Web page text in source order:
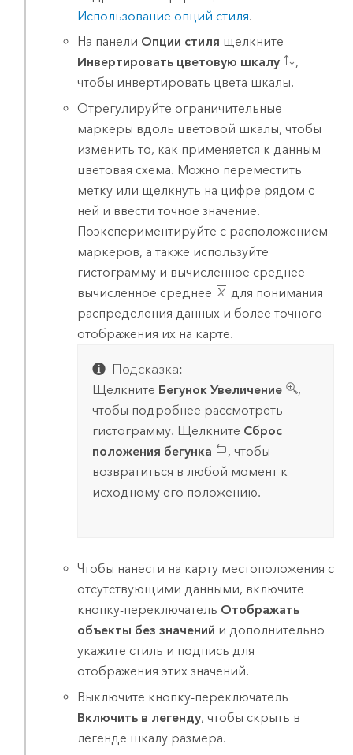
Использование опций стиля.
На панели Опции стиля щелкните
Инвертировать цветовую шкалу
,
чтобы инвертировать цвета шкалы.
Отрегулируйте ограничительные
маркеры вдоль цветовой шкалы, чтобы
изменить то, как применяется к данным
цветовая схема. Можно переместить
метку или щелкнуть на цифре рядом с
ней и ввести точное значение.
Поэкспериментируйте с расположением
маркеров, а также используйте
гистограмму и вычисленное среднее
вычисленное среднее
для понимания
распределения данных и более точного
отображения их на карте.
Подсказка:
Щелкните Бегунок Увеличение
,
чтобы подробнее рассмотреть
гистограмму. Щелкните Сброс
положения бегунка
, чтобы
возвратиться в любой момент к
исходному его положению.
Чтобы нанести на карту местоположения с
отсутствующими данными, включите
кнопку-переключатель Отображать
объекты без значений и дополнительно
укажите стиль и подпись для
отображения этих значений.
Выключите кнопку-переключатель
Включить в легенду, чтобы скрыть в
легенде шкалу размера.